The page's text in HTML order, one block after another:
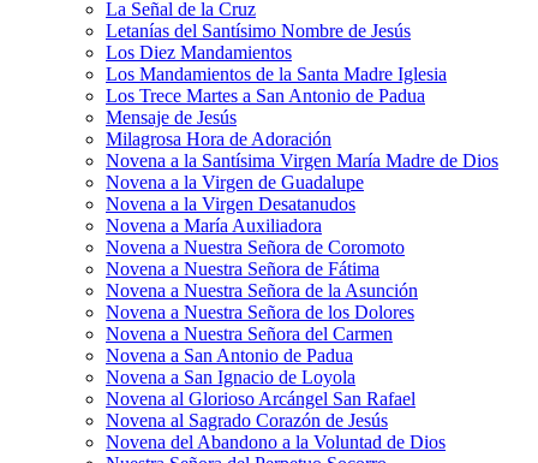
La Señal de la Cruz
Letanías del Santísimo Nombre de Jesús
Los Diez Mandamientos
Los Mandamientos de la Santa Madre Iglesia
Los Trece Martes a San Antonio de Padua
Mensaje de Jesús
Milagrosa Hora de Adoración
Novena a la Santísima Virgen María Madre de Dios
Novena a la Virgen de Guadalupe
Novena a la Virgen Desatanudos
Novena a María Auxiliadora
Novena a Nuestra Señora de Coromoto
Novena a Nuestra Señora de Fátima
Novena a Nuestra Señora de la Asunción
Novena a Nuestra Señora de los Dolores
Novena a Nuestra Señora del Carmen
Novena a San Antonio de Padua
Novena a San Ignacio de Loyola
Novena al Glorioso Arcángel San Rafael
Novena al Sagrado Corazón de Jesús
Novena del Abandono a la Voluntad de Dios